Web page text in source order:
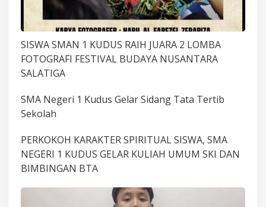
SISWA SMAN 1 KUDUS RAIH JUARA 2 LOMBA
FOTOGRAFI FESTIVAL BUDAYA NUSANTARA
SALATIGA
SMA Negeri 1 Kudus Gelar Sidang Tata Tertib
Sekolah
PERKOKOH KARAKTER SPIRITUAL SISWA, SMA
NEGERI 1 KUDUS GELAR KULIAH UMUM SKI DAN
BIMBINGAN BTA